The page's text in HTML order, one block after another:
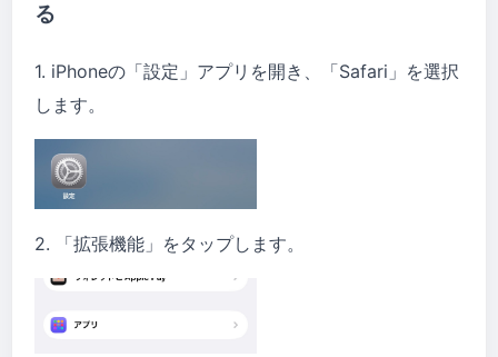
る
1. iPhoneの「設定」アプリを開き、「Safari」を選択
します。
2. 「拡張機能」をタップします。